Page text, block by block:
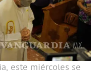
este miércoles se